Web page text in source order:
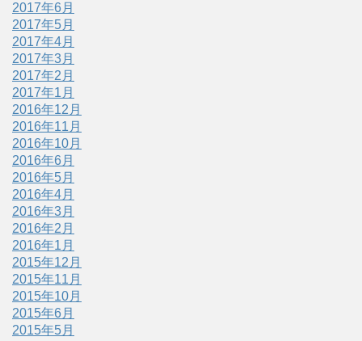
2017年6月
2017年5月
2017年4月
2017年3月
2017年2月
2017年1月
2016年12月
2016年11月
2016年10月
2016年6月
2016年5月
2016年4月
2016年3月
2016年2月
2016年1月
2015年12月
2015年11月
2015年10月
2015年6月
2015年5月